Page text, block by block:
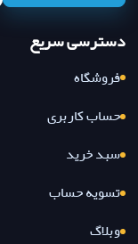
دسترسی سریع
فروشگاه
حساب کاربری
سبد خرید
تسویه حساب
وبلاگ